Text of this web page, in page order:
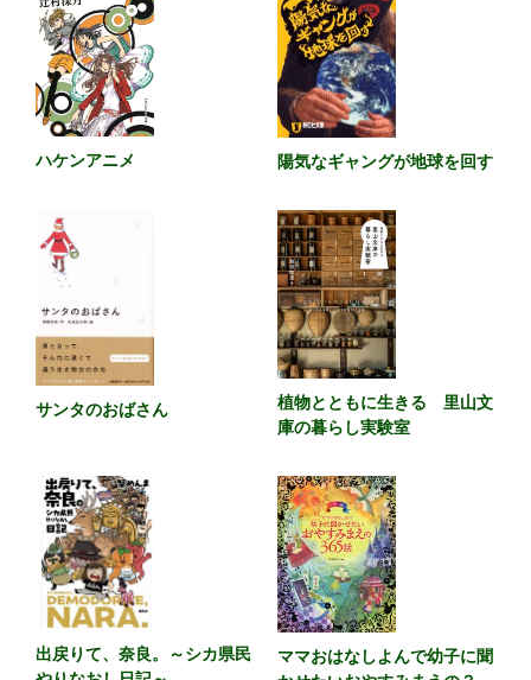
ハケンアニメ 陽気なギャングが地球を回す
サンタのおばさん
植物とともに生きる 里山文
庫の暮らし実験室
出戻りて、奈良。～シカ県民
ママおはなしよんで幼子に聞